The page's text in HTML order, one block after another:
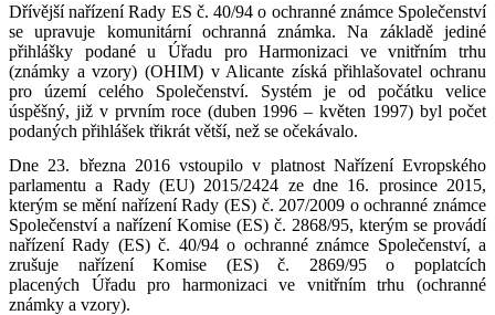
Dřívější nařízení Rady ES č. 40/94 o ochranné známce Společenství
se upravuje komunitární ochranná známka. Na základě jediné
přihlášky podané u Úřadu pro Harmonizaci ve vnitřním trhu
(známky a vzory) (OHIM) v Alicante získá přihlašovatel ochranu
pro území celého Společenství. Systém je od počátku velice
úspěšný, již v prvním roce (duben 1996 – květen 1997) byl počet
podaných přihlášek třikrát větší, než se očekávalo.
Dne 23. března 2016 vstoupilo v platnost Nařízení Evropského
parlamentu a Rady (EU) 2015/2424 ze dne 16. prosince 2015,
kterým se mění nařízení Rady (ES) č. 207/2009 o ochranné známce
Společenství a nařízení Komise (ES) č. 2868/95, kterým se provádí
nařízení Rady (ES) č. 40/94 o ochranné známce Společenství, a
zrušuje nařízení Komise (ES) č. 2869/95 o poplatcích
placených Úřadu pro harmonizaci ve vnitřním trhu (ochranné
známky a vzory).